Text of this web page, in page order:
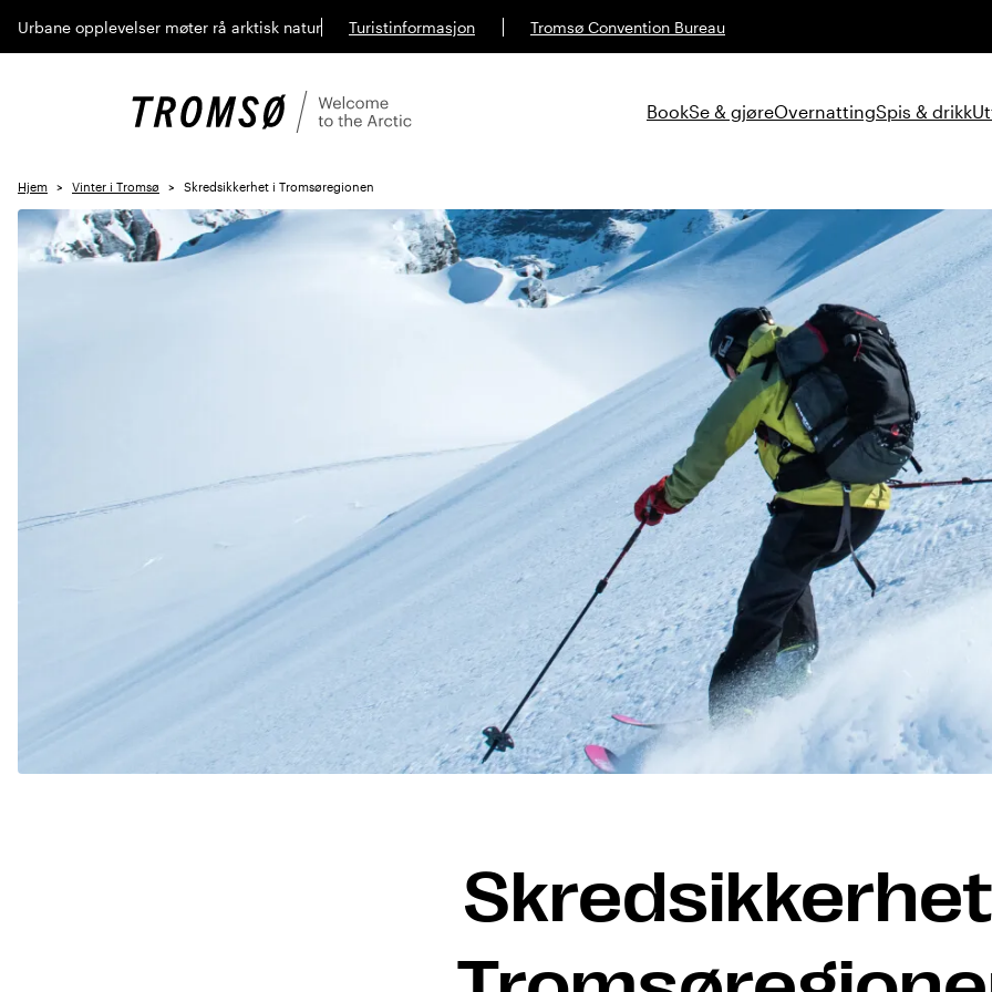
Urbane opplevelser møter rå arktisk natur Turistinformasjon Tromsø Convention Bureau
BookSe & gjøreOvernattingSpis & drikk
Hjem Vinter i Tromsø Skredsikkerhet i Tromsøregionen